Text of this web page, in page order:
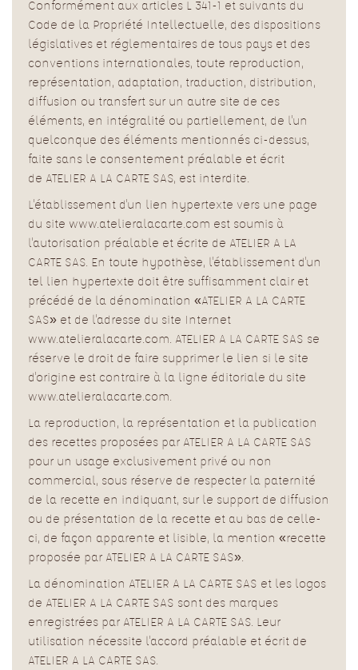
Conformément aux articles L 341-1 et suivants du
Code de la Propriété Intellectuelle, des dispositions
législatives et réglementaires de tous pays et des
conventions internationales, toute reproduction,
représentation, adaptation, traduction, distribution,
diffusion ou transfert sur un autre site de ces
éléments, en intégralité ou partiellement, de l'un
quelconque des éléments mentionnés ci-dessus,
faite sans le consentement préalable et écrit
de ATELIER A LA CARTE SAS, est interdite.
L'établissement d'un lien hypertexte vers une page
du site www.atelieralacarte.com est soumis à
l'autorisation préalable et écrite de ATELIER A LA
CARTE SAS. En toute hypothèse, l'établissement d'un
tel lien hypertexte doit être suffisamment clair et
précédé de la dénomination «ATELIER A LA CARTE
SAS» et de l'adresse du site Internet
www.atelieralacarte.com. ATELIER A LA CARTE SAS se
réserve le droit de faire supprimer le lien si le site
d'origine est contraire à la ligne éditoriale du site
www.atelieralacarte.com.
La reproduction, la représentation et la publication
des recettes proposées par ATELIER A LA CARTE SAS
pour un usage exclusivement privé ou non
commercial, sous réserve de respecter la paternité
de la recette en indiquant, sur le support de diffusion
ou de présentation de la recette et au bas de celle-
ci, de façon apparente et lisible, la mention «recette
proposée par ATELIER A LA CARTE SAS».
La dénomination ATELIER A LA CARTE SAS et les logos
de ATELIER A LA CARTE SAS sont des marques
enregistrées par ATELIER A LA CARTE SAS. Leur
utilisation nécessite l'accord préalable et écrit de
ATELIER A LA CARTE SAS.